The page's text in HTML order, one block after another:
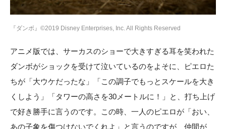
『ダンボ』©2019 Disney Enterprises, Inc. All Rights Reserved
アニメ版では、サーカスのショーで大きすぎる耳を笑われた
ダンボがショックを受けて泣いているのをよそに、ピエロた
ちが「大ウケだったな」「この調子でもっとスケールを大き
くしよう」「タワーの高さを30メートルに！」と、打ち上げ
で好き勝手に言うのです。この時、一人のピエロが「おい、
あの子象を傷つけないでくれよ」と言うのですが、仲間が